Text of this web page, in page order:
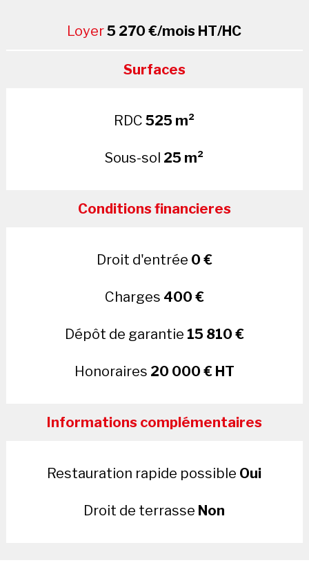
Loyer5 270 €/mois HT/HC
Surfaces
RDC525 m²
Sous-sol 25 m²
Conditions financieres
Droit d'entrée 0 €
Charges 400 €
Dépôt de garantie 15 810 €
Honoraires 20 000 € HT
Informations complémentaires
Restauration rapide possible Oui
Droit de terrasse Non